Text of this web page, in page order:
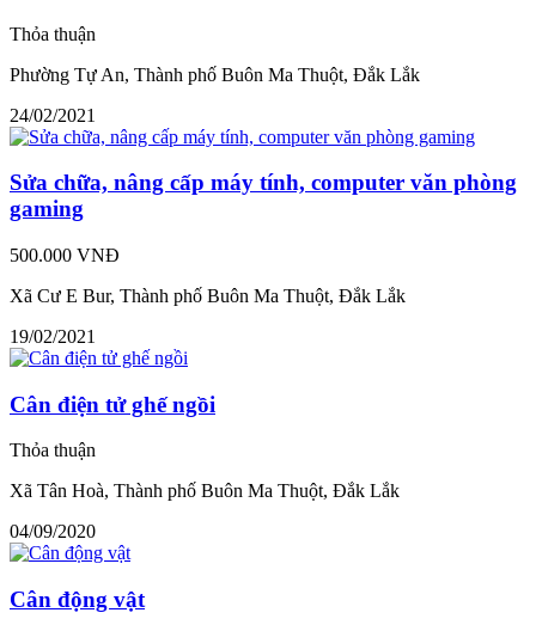
Thỏa thuận
Phường Tự An, Thành phố Buôn Ma Thuột, Đắk Lắk
24/02/2021
Sửa chữa, nâng cấp máy tính, computer văn phòng
gaming
500.000 VNĐ
Xã Cư E Bur, Thành phố Buôn Ma Thuột, Đắk Lắk
19/02/2021
Cân điện tử ghế ngồi
Thỏa thuận
Xã Tân Hoà, Thành phố Buôn Ma Thuột, Đắk Lắk
04/09/2020
Cân động vật